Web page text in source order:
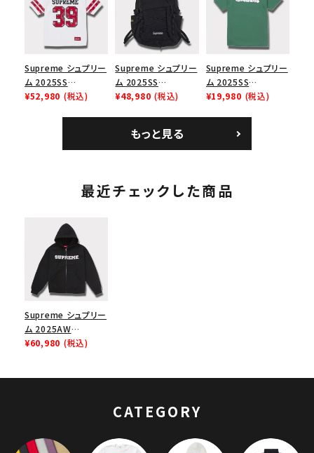
ューズ ホワイト
スロゴTシャツ ホワ
イト 白
ブラック 黒
Supreme シュプリー
ム 2025SS
Bandana Football
¥52,980 (税込)
Supreme シュプリー
ム 2025SS
Backpack バックパッ
¥48,980 (税込)
Supreme シュプリー
ム 2025SS
Homerun Tee ホー
¥19,980 (税込)
もっと見る
最近チェックした商品
Supreme シュプリー
ム 2025AW
Collegiate
¥60,980 (税込)
CATEGORY